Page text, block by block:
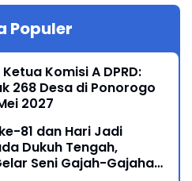
Populer
Komisi A DPRD:
268 Desa di Ponorogo
2027
81 dan Hari Jadi
Dukuh Tengah,
Seni Gajah-Gajahan,